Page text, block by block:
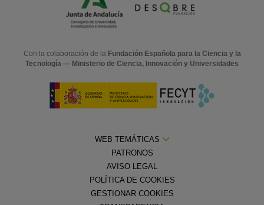
Con la colaboración de la Fundación Española para la Ciencia y la
Tecnología — Ministerio de Ciencia, Innovación y Universidades
WEB TEMÁTICAS
PATRONOS
AVISO LEGAL
POLÍTICA DE COOKIES
GESTIONAR COOKIES